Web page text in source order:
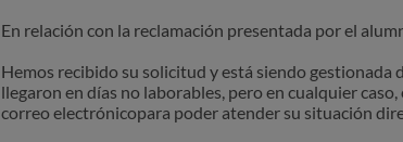
En relación con la reclamación presentada por el
Hemos recibido su solicitud y está siendo gestionada
llegaron en días no laborables, pero en cualquier
correo electrónicopara poder atender su situación